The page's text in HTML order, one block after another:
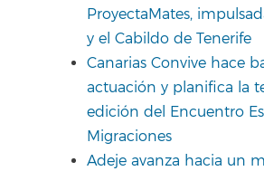
ProyectaMates,
y el Cabildo de Tenerife
Canarias Convive hace
actuación y planifica la
edición del Encuentro
Migraciones
Adeje avanza hacia un